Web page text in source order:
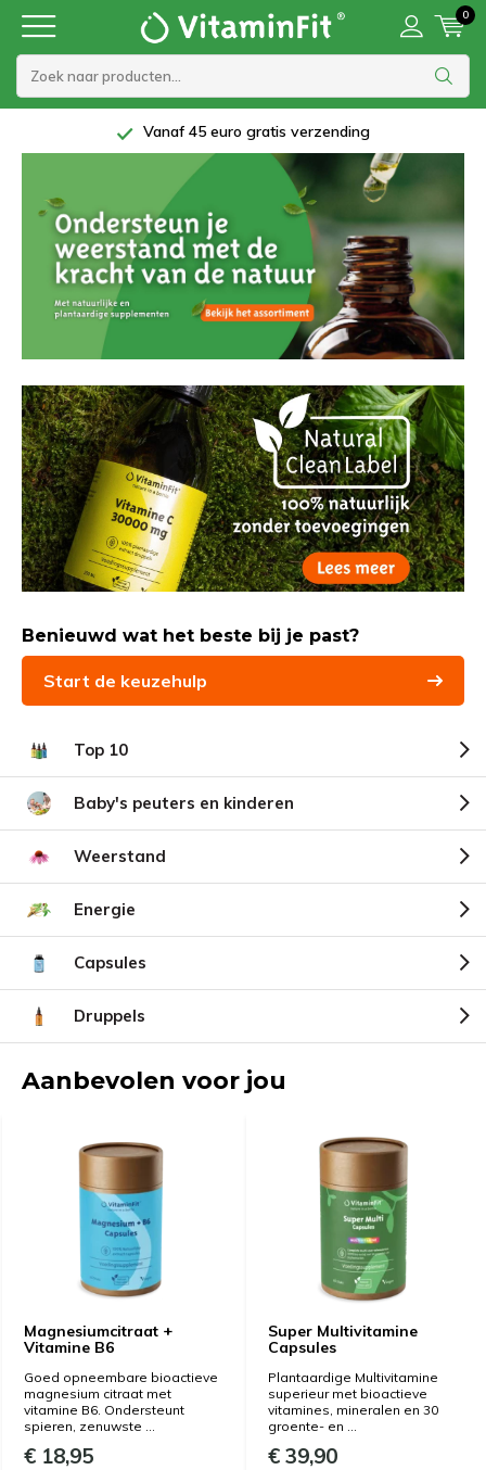
0
Vanaf 45 euro gratis verzending
Benieuwd wat het beste bij je past?
Start de keuzehulp
Top 10
Baby's peuters en kinderen
Weerstand
Energie
Capsules
Druppels
Aanbevolen voor jou
Magnesiumcitraat +
Vitamine B6
Goed opneembare bioactieve
magnesium citraat met
vitamine B6. Ondersteunt
spieren, zenuwste ...
€ 18,95
Super Multivitamine
Capsules
Plantaardige Multivitamine
superieur met bioactieve
vitamines, mineralen en 30
groente- en ...
€ 39,90